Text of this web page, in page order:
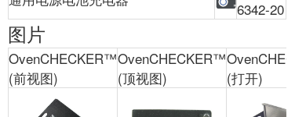
6342-20
图片
OvenCHECKER™
(前视图)
OvenCHECKER™
(顶视图)
(打开)